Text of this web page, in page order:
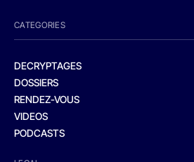
CATEGORIES
DECRYPTAGES
DOSSIERS
RENDEZ-VOUS
VIDEOS
PODCASTS